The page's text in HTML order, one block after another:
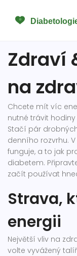
Zdraví
na
Chcete mít víc
nutné trávit
Stačí pár
denního rozvrhu.
funguje, a to jak
diabetem.
začít používat
Strava,
energii
Největší vliv na
volte vyvážený